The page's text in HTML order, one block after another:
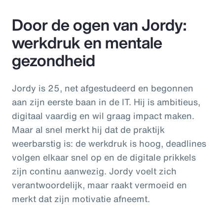
Door de ogen van Jordy:
werkdruk en mentale
gezondheid
Jordy is 25, net afgestudeerd en begonnen
aan zijn eerste baan in de IT. Hij is ambitieus,
digitaal vaardig en wil graag impact maken.
Maar al snel merkt hij dat de praktijk
weerbarstig is: de werkdruk is hoog, deadlines
volgen elkaar snel op en de digitale prikkels
zijn continu aanwezig. Jordy voelt zich
verantwoordelijk, maar raakt vermoeid en
merkt dat zijn motivatie afneemt.